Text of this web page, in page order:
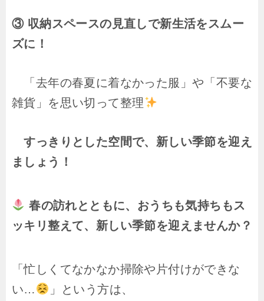
③ 収納スペースの見直しで新生活をスムー
ズに！
「去年の春夏に着なかった服」や「不要な
雑貨」を思い切って整理
すっきりとした空間で、新しい季節を迎え
ましょう！
春の訪れとともに、おうちも気持ちもス
ッキリ整えて、新しい季節を迎えませんか？
「忙しくてなかなか掃除や片付けができな
い…
」という方は、